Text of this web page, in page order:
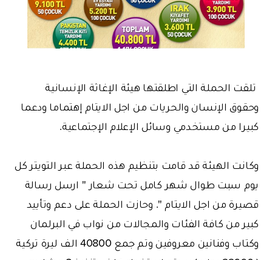
تلقت الحملة التي اطلقتها هيئة الإغاثة الإنسانية
وحقوق الإنسان والحريات من اجل الايتام إهتماما ودعما
كبيرا من مستخدمي وسائل الإعلام الإجتماعية.
وكانت الهيئة قد قامت بتنظيم هذه الحملة عبر التويتر كل
يوم سبت طوال شهر كامل تحت شعار '' ارسل رسالة
قصيرة من اجل الايتام ''. وحازت الحملة على دعم وتأييد
كبير من كافة الفئات والمجالات من نواب في البرلمان
وكتاب وفنانين معروفين وتم جمع 40800 الف ليرة تركية